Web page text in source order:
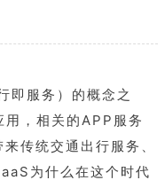
服务）的概念之
，相关的APP服务
传统交通出行服务、
为什么在这个时代